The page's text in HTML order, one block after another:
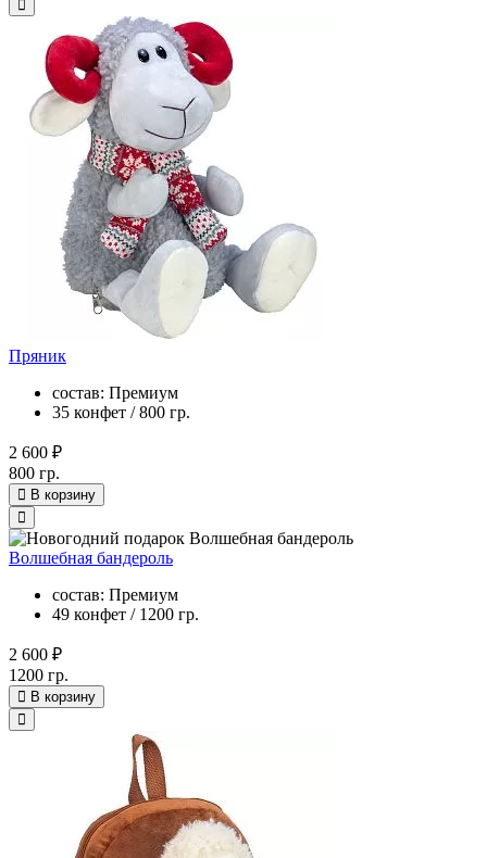
Пряник
состав: Премиум
35 конфет / 800 гр.
2 600 ₽
800 гр.
В корзину
Волшебная бандероль
состав: Премиум
49 конфет / 1200 гр.
2 600 ₽
1200 гр.
В корзину